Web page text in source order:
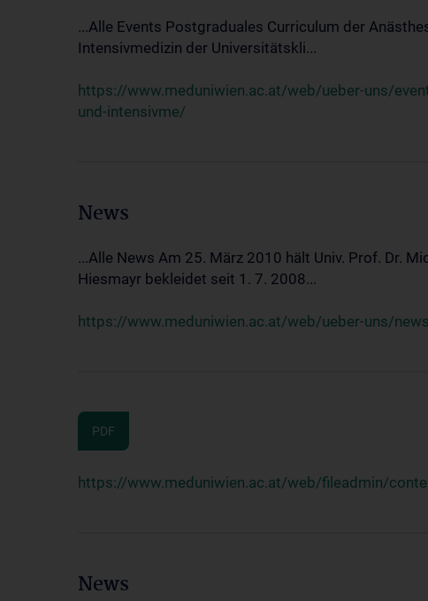
...Alle Events Postgraduales Curriculum der
Intensivmedizin der Universitätskli...
https://www.meduniwien.ac.at/web/ueber-uns/
und-intensivme/
News
...Alle News Am 25. März 2010 hält Univ. Prof. Dr.
Hiesmayr bekleidet seit 1. 7. 2008...
https://www.meduniwien.ac.at/web/ueber-uns/
PDF
https://www.meduniwien.ac.at/web/fileadmin/
News